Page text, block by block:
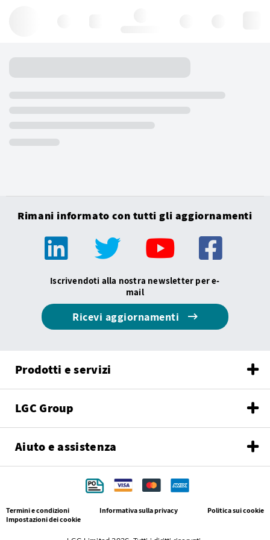
Rimani informato con tutti gli aggiornamenti
Iscrivendoti alla nostra newsletter per e-
mail
Ricevi aggiornamenti
Prodotti e servizi
LGC Group
Aiuto e assistenza
Termini e condizioni Informativa sulla privacy
Politica sui cookie
Impostazioni dei cookie